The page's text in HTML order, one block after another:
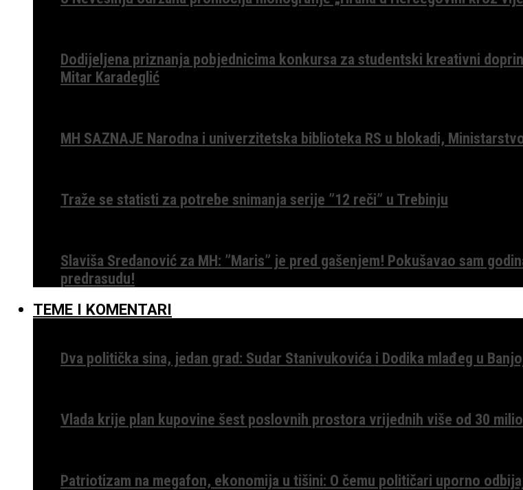
Dodijeljena priznanja pobjednicima konkursa za studentski kreativni
Mitar Karadeglić
MH SAZNAJE Narodna i univerzitetska biblioteka RS u blokadi,
Traže se statisti za potrebe snimanja serije ”12 reči” u Trebinju
Slaviša Sredanović za MH: ”Maris” je pred gašenjem! Pokušavao sam
predrasudu!
TEME I KOMENTARI
Dva politička sina, jedan grad: Sudar Stanivukovića i Dodika mlađeg u
Vlada krije plan kupovine šest poslovnih prostora vrijednih više od 30
Patriotizam na megafon, ekonomija u tišini: O čemu političari uporno